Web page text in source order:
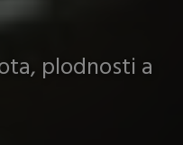
plodnosti a